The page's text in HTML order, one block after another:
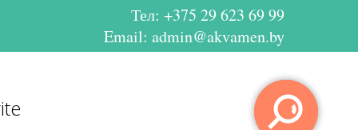
Тел: +375 29 623 69 99
Email: admin@akvamen.by